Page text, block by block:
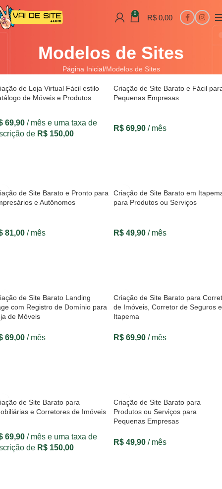
0 R$ 0,00
Modelos de Sites
Página Inicial Modelos de Sites
de Loja Virtual Fácil estilo
de Móveis e Produtos
69,90 / mês e uma taxa de
de R$ 150,00
Criação de Site Barato e Fácil
Pequenas Empresas
R$ 69,90 / mês
de Site Barato e Pronto para
e Autônomos
81,00 / mês
Criação de Site Barato em
para Produtos ou Serviços
R$ 49,90 / mês
de Site Barato Landing
com Registro de Domínio para
de Móveis
69,00 / mês
Criação de Site Barato para
de Imóveis, Corretor de Seguros
Itapema
R$ 69,90 / mês
de Site Barato para
e Corretores de Imóveis
69,90 / mês e uma taxa de
de R$ 150,00
Criação de Site Barato para
Produtos ou Serviços para
Pequenas Empresas
R$ 49,90 / mês